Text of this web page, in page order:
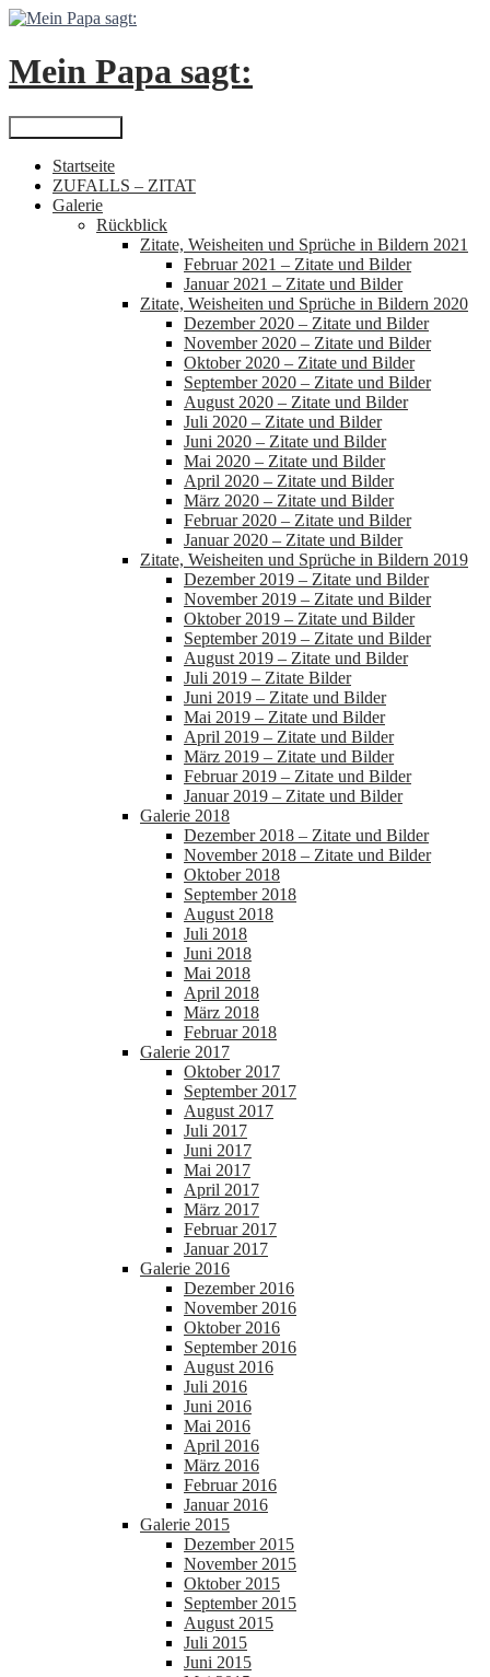
Zum
springen
Mein Papa sagt:
Suchen
Startseite
ZUFALLS – ZITAT
Galerie
Rückblick
Zitate, Weisheiten und Sprüche in Bildern 2021
Februar 2021 – Zitate und Bilder
Januar 2021 – Zitate und Bilder
Zitate, Weisheiten und Sprüche in Bildern 2020
Dezember 2020 – Zitate und Bilder
November 2020 – Zitate und Bilder
Oktober 2020 – Zitate und Bilder
September 2020 – Zitate und Bilder
August 2020 – Zitate und Bilder
Juli 2020 – Zitate und Bilder
Juni 2020 – Zitate und Bilder
Mai 2020 – Zitate und Bilder
April 2020 – Zitate und Bilder
März 2020 – Zitate und Bilder
Februar 2020 – Zitate und Bilder
Januar 2020 – Zitate und Bilder
Zitate, Weisheiten und Sprüche in Bildern 2019
Dezember 2019 – Zitate und Bilder
November 2019 – Zitate und Bilder
Oktober 2019 – Zitate und Bilder
September 2019 – Zitate und Bilder
August 2019 – Zitate und Bilder
Juli 2019 – Zitate Bilder
Juni 2019 – Zitate und Bilder
Mai 2019 – Zitate und Bilder
April 2019 – Zitate und Bilder
März 2019 – Zitate und Bilder
Februar 2019 – Zitate und Bilder
Januar 2019 – Zitate und Bilder
Galerie 2018
Dezember 2018 – Zitate und Bilder
November 2018 – Zitate und Bilder
Oktober 2018
September 2018
August 2018
Juli 2018
Juni 2018
Mai 2018
April 2018
März 2018
Februar 2018
Galerie 2017
Oktober 2017
September 2017
August 2017
Juli 2017
Juni 2017
Mai 2017
April 2017
März 2017
Februar 2017
Januar 2017
Galerie 2016
Dezember 2016
November 2016
Oktober 2016
September 2016
August 2016
Juli 2016
Juni 2016
Mai 2016
April 2016
März 2016
Februar 2016
Januar 2016
Galerie 2015
Dezember 2015
November 2015
Oktober 2015
September 2015
August 2015
Juli 2015
Juni 2015